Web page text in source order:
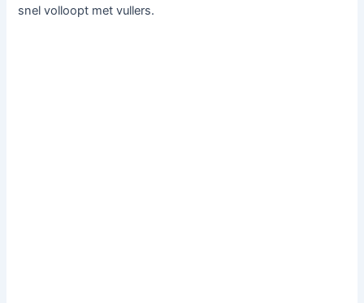
snel volloopt met vullers.